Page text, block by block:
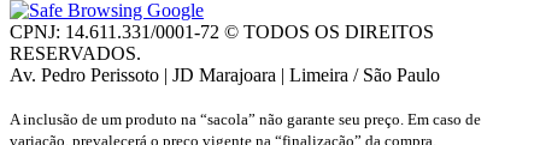
CPNJ: 14.611.331/0001-72 © TODOS OS DIREITOS
RESERVADOS.
Av. Pedro Perissoto | JD Marajoara | Limeira / São Paulo
A inclusão de um produto na “sacola” não garante seu preço. Em caso de
variação, prevalecerá o preço vigente na “finalização” da compra.